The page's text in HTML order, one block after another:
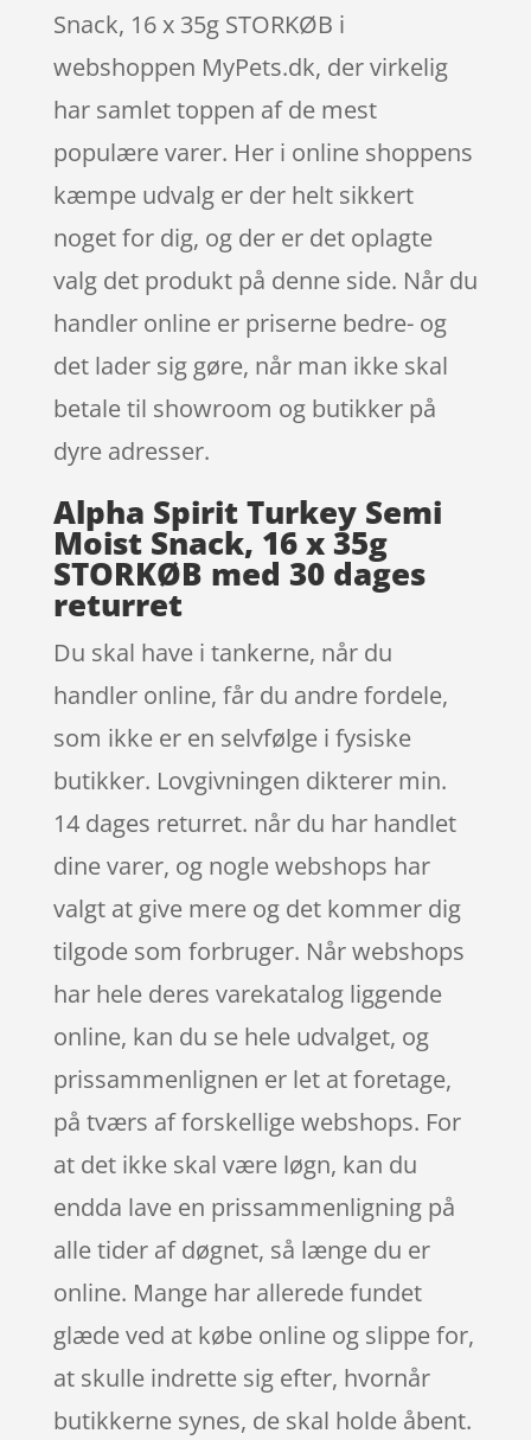
Snack, 16 x 35g STORKØB i
webshoppen MyPets.dk, der virkelig
har samlet toppen af de mest
populære varer. Her i online shoppens
kæmpe udvalg er der helt sikkert
noget for dig, og der er det oplagte
valg det produkt på denne side. Når du
handler online er priserne bedre- og
det lader sig gøre, når man ikke skal
betale til showroom og butikker på
dyre adresser.
Alpha Spirit Turkey Semi
Moist Snack, 16 x 35g
STORKØB med 30 dages
returret
Du skal have i tankerne, når du
handler online, får du andre fordele,
som ikke er en selvfølge i fysiske
butikker. Lovgivningen dikterer min.
14 dages returret. når du har handlet
dine varer, og nogle webshops har
valgt at give mere og det kommer dig
tilgode som forbruger. Når webshops
har hele deres varekatalog liggende
online, kan du se hele udvalget, og
prissammenlignen er let at foretage,
på tværs af forskellige webshops. For
at det ikke skal være løgn, kan du
endda lave en prissammenligning på
alle tider af døgnet, så længe du er
online. Mange har allerede fundet
glæde ved at købe online og slippe for,
at skulle indrette sig efter, hvornår
butikkerne synes, de skal holde åbent.